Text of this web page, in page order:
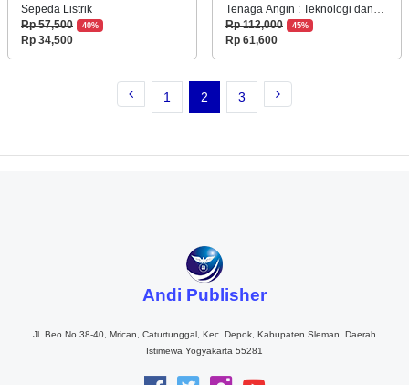
Sepeda Listrik
Rp 57,500
40%
Rp 34,500
Tenaga Angin : Teknologi dan
pengembangan
Rp 112,000 45%
Rp 61,600
1 2 3
Andi Publisher
Jl. Beo No.38-40, Mrican, Caturtunggal, Kec. Depok, Kabupaten Sleman, Daerah
Istimewa Yogyakarta 55281